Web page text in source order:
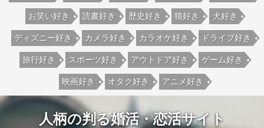
お笑い好き 読書好き 歴史好き 猫好き 犬好き
ディズニー好き カメラ好き カラオケ好き ドライブ好き
旅行好き スポーツ好き アウトドア好き ゲーム好き
映画好き オタク好き アニメ好き
人柄の判る婚活・恋活サイト